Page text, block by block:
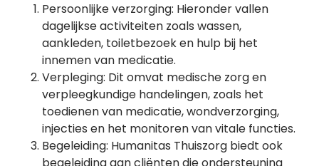
Persoonlijke verzorging: Hieronder vallen
dagelijkse activiteiten zoals wassen,
aankleden, toiletbezoek en hulp bij het
innemen van medicatie.
Verpleging: Dit omvat medische zorg en
verpleegkundige handelingen, zoals het
toedienen van medicatie, wondverzorging,
injecties en het monitoren van vitale functies.
Begeleiding: Humanitas Thuiszorg biedt ook